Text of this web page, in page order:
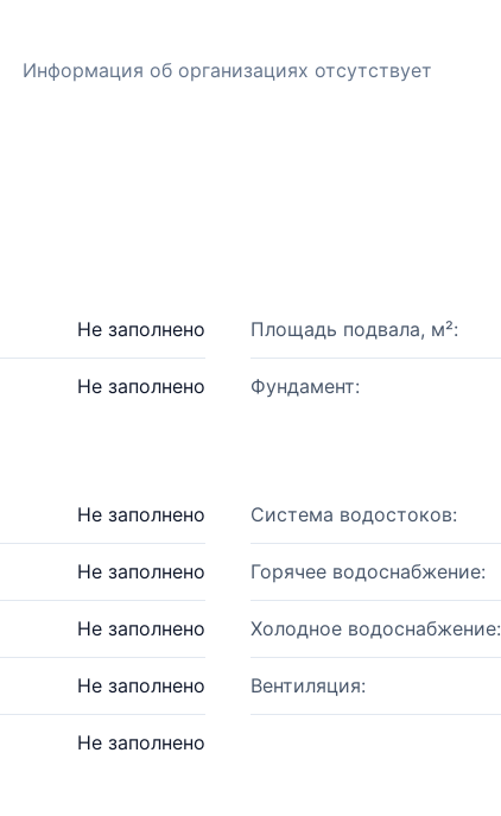
Информация об организациях отсутствует
Не заполнено Площадь подвала, м²:
Не заполнено Фундамент:
Не заполнено Система водостоков:
Не заполнено Горячее водоснабжение:
Не заполнено Холодное водоснабжение:
Не заполнено Вентиляция:
Не заполнено